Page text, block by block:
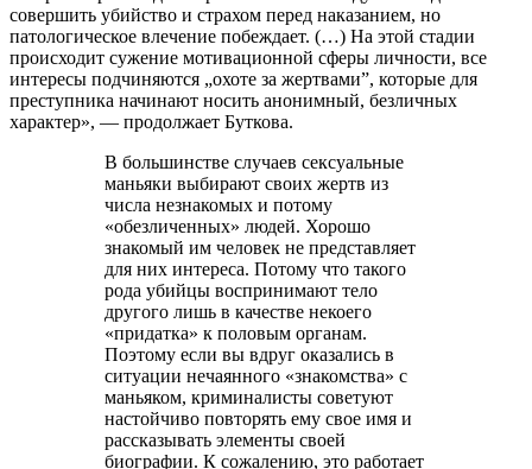
совершить убийство и страхом перед наказанием, но
патологическое влечение побеждает. (…) На этой стадии
происходит сужение мотивационной сферы личности, все
интересы подчиняются „охоте за жертвами”, которые для
преступника начинают носить анонимный, безличных
характер», — продолжает Буткова.
В большинстве случаев сексуальные
маньяки выбирают своих жертв из
числа незнакомых и потому
«обезличенных» людей. Хорошо
знакомый им человек не представляет
для них интереса. Потому что такого
рода убийцы воспринимают тело
другого лишь в качестве некоего
«придатка» к половым органам.
Поэтому если вы вдруг оказались в
ситуации нечаянного «знакомства» с
маньяком, криминалисты советуют
настойчиво повторять ему свое имя и
рассказывать элементы своей
биографии. К сожалению, это работает